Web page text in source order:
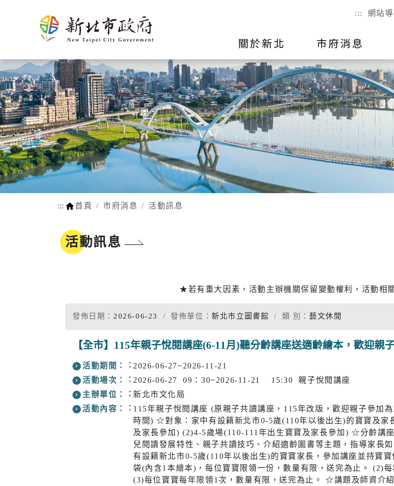
::: 網站
關於新北
新北介
紹
地理氣候
人口概況
交通概述
文化
姊妹市及
友好城市
新北市標
誌
市府團
隊
市府組織
市政府
各機關
區公所
市府榮
耀
聯絡我
們
市府消息
市政新聞 新聞花絮 市政公告 主題
市府徵才 網站瀏覽安全指引 RSS訂閱
施政計畫 施政成果 出國報告
新北市SDGs網站 法規函令 預算與決算
總預算
總決算
電子報及刊物 政府資訊公開
市民申辦/申訴等查
詢
申辦e服務 行動APP
路平報馬仔 福利補助自己查 公有場地租借
熱門
動物認養
公設認養
網站連結
行動APP
常見問答
參與式預算
生育
孕前保健
生育獎勵
身心障礙者懷孕手冊
醫療保健
育兒托育
學前補助
教育
幼兒
國小
國高中
特殊教育
工商
工商投資簡介
工商服務
促參招商網
醫療
疾病管制
慢性疾病防治組
衛生所入口網
醫療院所
醫療篩檢
社福
社會救助
老人福利機構
脆弱家庭服務
社會福利服務中心
::: 首頁 市府消息 活動訊息
活動訊息
★若有重大因素，活動主辦機關保留變動權利，活動相
發佈日期： 2026-06-23 發佈單位：新北市立圖書館 類 別： 藝文休閒
【全市】115年親子悅閱講座(6-11月)聽分齡講座送適齡繪本，歡迎親
活動期間：
2026-06-27~2026-11-21
活動場次：
2026-06-27 09：30~2026-11-21 15:30 親子悅閱講座
主辦單位：
新北市文化局
活動內容：
115年親子悅閱講座 (原親子共讀講座，115年改版，歡迎親子參加
時間) ☆對象：家中有設籍新北市0-5歲(110年以後出生)的寶寶及
及家長參加) (2)4-5歲場(110-111年出生寶寶及家長參加) ☆分齡講
兒閱讀發展特性、親子共讀技巧、介紹適齡圖書等主題，指導家長
有設籍新北市0-5歲(110年以後出生)的寶寶家長，參加講座並持寶
袋(內含1本繪本)，每位寶寶限領一份，數量有限，送完為止。 (2)
(3)每位寶寶每年限領1次，數量有限，送完為止。 ☆講題及師資介